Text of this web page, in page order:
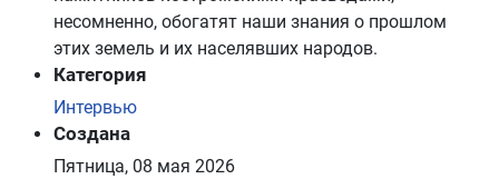
несомненно, обогатят наши знания о прошлом
этих земель и их населявших народов.
Категория
Интервью
Создана
Пятница, 08 мая 2026